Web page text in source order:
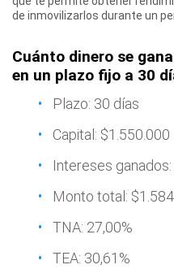
de inmovilizarlos durante un
Cuánto dinero se
en un plazo fijo a 30
Plazo: 30 días
Capital: $1.550.000
Intereses
Monto total:
TNA: 27,00%
TEA: 30,61%